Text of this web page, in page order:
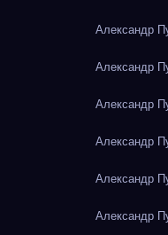
Александр
Александр
Александр
Александр
Александр
Александр